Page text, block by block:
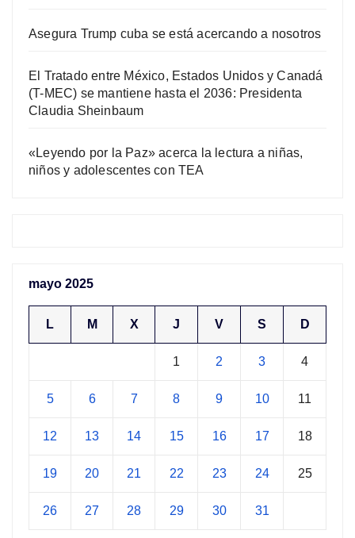
Asegura Trump cuba se está acercando a nosotros
El Tratado entre México, Estados Unidos y Canadá
(T-MEC) se mantiene hasta el 2036: Presidenta
Claudia Sheinbaum
«Leyendo por la Paz» acerca la lectura a niñas,
niños y adolescentes con TEA
mayo 2025
L M X J V S D
1 2 3 4
5 6 7 8 9 10 11
12 13 14 15 16 17 18
19 20 21 22 23 24 25
26 27 28 29 30 31